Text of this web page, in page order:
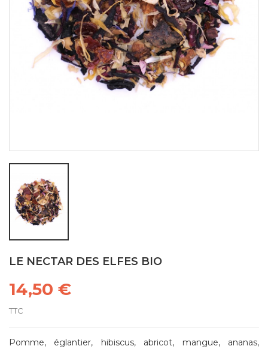
LE NECTAR DES ELFES BIO
14,50 €
TTC
Pomme, églantier, hibiscus, abricot, mangue, ananas,